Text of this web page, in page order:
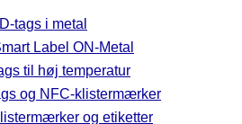
tags i metal
Label ON-Metal
til høj temperatur
og NFC-klistermærker
og etiketter